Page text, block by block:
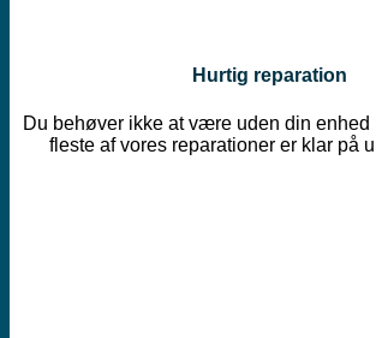
Hurtig reparation
Du behøver ikke at være uden din
fleste af vores reparationer er klar på